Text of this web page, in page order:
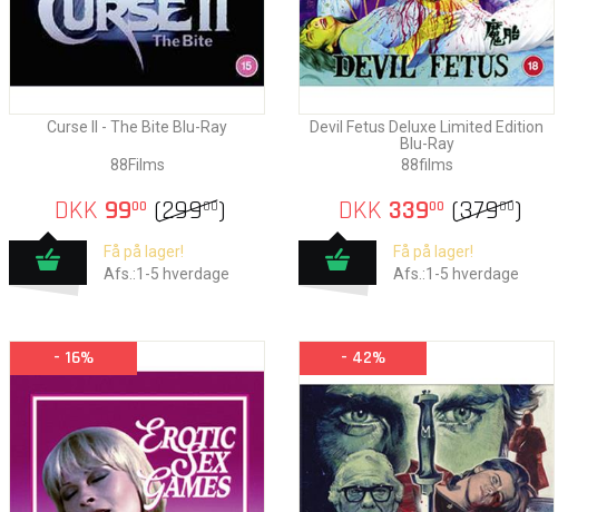
Curse II - The Bite Blu-Ray
88Films
DKK 9900 (29900)
Få på lager!
Afs.:1-5 hverdage
Devil Fetus Deluxe Limited Edition
Blu-Ray
88films
DKK 33900 (37900)
Få på lager!
Afs.:1-5 hverdage
- 16% - 42%